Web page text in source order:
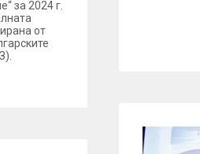
за 2024 г.
от